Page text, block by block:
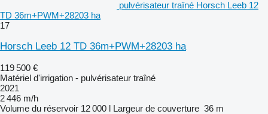
pulvérisateur traîné Horsch Leeb 12
TD 36m+PWM+28203 ha
17
Horsch Leeb 12 TD 36m+PWM+28203 ha
119 500 €
Matériel d'irrigation - pulvérisateur traîné
2021
2 446 m/h
Volume du réservoir 12 000 l Largeur de couverture 36 m